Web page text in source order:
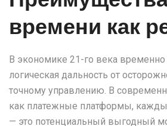
времени как
В экономике 21-го века временно
логическая дальность от
точному управлению. В
как платежные платформы,
— это потенциальный выгодный